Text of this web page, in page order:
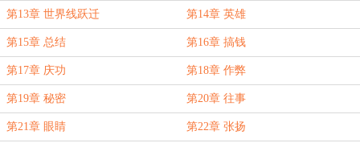
第13章 世界线跃迁 第14章 英雄
第15章 总结 第16章 搞钱
第17章 庆功 第18章 作弊
第19章 秘密 第20章 往事
第21章 眼睛 第22章 张扬